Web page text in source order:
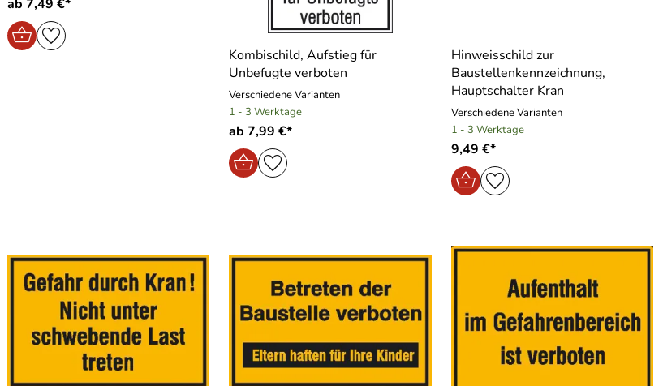
ab 7,49 €*
Kombischild, Aufstieg für
Unbefugte verboten
Verschiedene Varianten
1 - 3 Werktage
ab 7,99 €*
Hinweisschild zur
Baustellenkennzeichnung,
Hauptschalter Kran
Verschiedene Varianten
1 - 3 Werktage
9,49 €*